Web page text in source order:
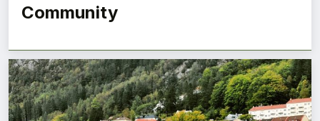
Community